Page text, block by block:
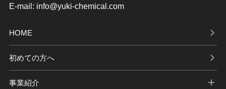
E-mail: info@yuki-chemical.com
HOME
初めての方へ
事業紹介